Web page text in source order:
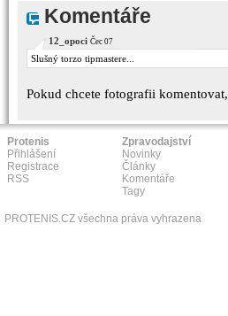
Komentáře
12_opoci Čec 07
Slušný torzo tipmastere...
Pokud chcete fotografii komentovat,
Protenis
Přihlášení
Registrace
RSS
Zpravodajství
Novinky
Články
Komentáře
Tagy
PROTENIS.CZ všechna práva vyhrazena